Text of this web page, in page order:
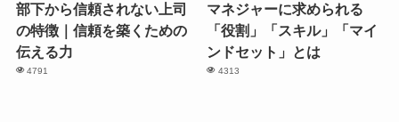
部下から信頼されない上司
の特徴｜信頼を築くための
伝える力
4791
マネジャーに求められる
「役割」「スキル」「マイ
ンドセット」とは
4313